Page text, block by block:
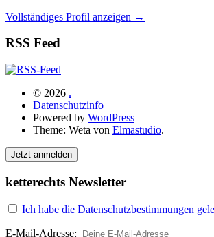
Vollständiges Profil anzeigen →
RSS Feed
© 2026 .
Datenschutzinfo
Powered by WordPress
Theme: Weta von Elmastudio.
Jetzt anmelden
ketterechts Newsletter
Ich habe die Datenschutzbestimmungen
E-Mail-Adresse: